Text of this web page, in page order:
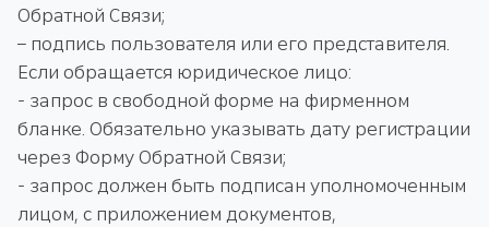
Обратной Связи;
– подпись пользователя или его представителя.
Если обращается юридическое лицо:
- запрос в свободной форме на фирменном
бланке. Обязательно указывать дату регистрации
через Форму Обратной Связи;
- запрос должен быть подписан уполномоченным
лицом, с приложением документов,